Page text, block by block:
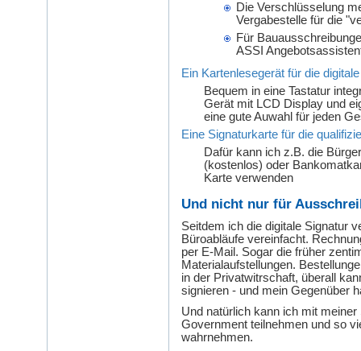
Die Verschlüsselung
Vergabestelle für die
Für
ASSI
Ein Kartenlesegerät für die
Bequem in eine Tastatur
Gerät mit LCD Display und
eine gute Auwahl für jeden
Eine Signaturkarte für die
Dafür kann ich z.B. die
(kostenlos) oder
Karte verwenden
Und nicht nur für
Seitdem ich die digitale Signatur
Büroabläufe vereinfacht.
per E-Mail. Sogar die früher
Materialaufstellungen.
in der Privatwitrschaft, überall
signieren - und mein Gegenüber
Und natürlich kann ich mit
Government teilnehmen und so
wahrnehmen.